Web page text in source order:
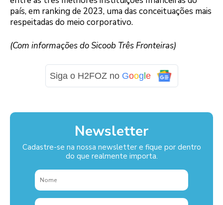
país, em ranking de 2023, uma das conceituações mais
respeitadas do meio corporativo.
(Com informações do Sicoob Três Fronteiras)
Siga o H2FOZ no Google
Newsletter
Cadastre-se na nossa newsletter e fique por dentro
do que realmente importa.